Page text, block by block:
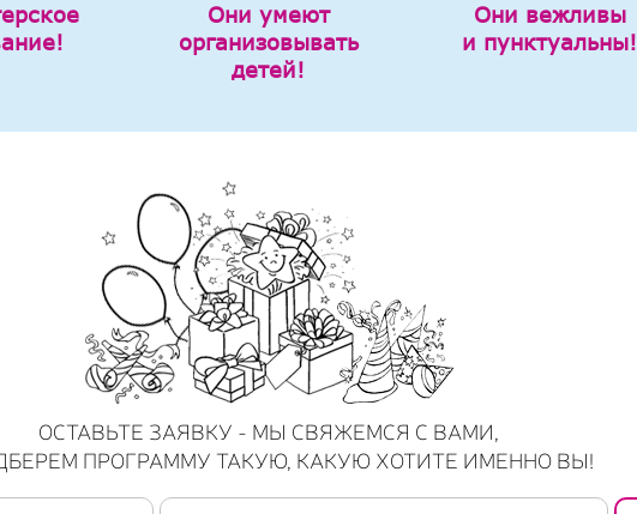
Они умеют
организовывать
детей!
Они вежливы
и пунктуальны!
ОСТАВЬТЕ ЗАЯВКУ - МЫ СВЯЖЕМСЯ С ВАМИ,
ПРОГРАММУ ТАКУЮ, КАКУЮ ХОТИТЕ ИМЕННО ВЫ!